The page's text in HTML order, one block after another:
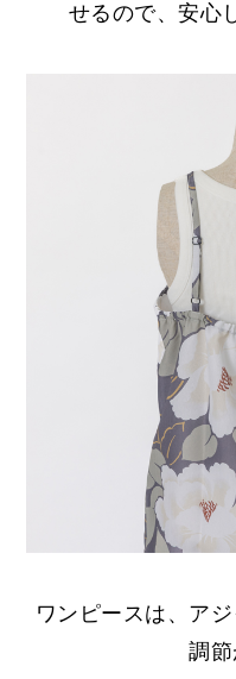
せるので、安心
ワンピースは、ア
調